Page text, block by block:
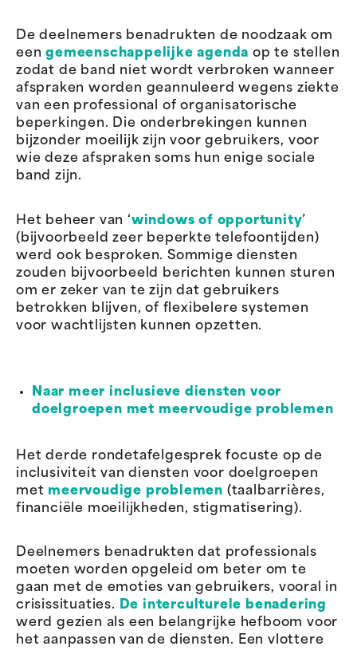
De deelnemers benadrukten de noodzaak om
eengemeenschappelijke agenda op te stellen
zodat de band niet wordt verbroken wanneer
afspraken worden geannuleerd wegens ziekte
van een professional of organisatorische
beperkingen. Die onderbrekingen kunnen
bijzonder moeilijk zijn voor gebruikers, voor
wie deze afspraken soms hun enige sociale
band zijn.
Het beheer van ‘windows of opportunity’
(bijvoorbeeld zeer beperkte telefoontijden)
werd ook besproken. Sommige diensten
zouden bijvoorbeeld berichten kunnen sturen
om er zeker van te zijn dat gebruikers
betrokken blijven, of flexibelere systemen
voor wachtlijsten kunnen opzetten.
Naar meer inclusieve diensten voor
doelgroepen met meervoudige problemen
Het derde rondetafelgesprek focuste op de
inclusiviteit van diensten voor doelgroepen
met meervoudige problemen (taalbarrières,
financiële moeilijkheden, stigmatisering).
Deelnemers benadrukten dat professionals
moeten worden opgeleid om beter om te
gaan met de emoties van gebruikers, vooral in
crisissituaties.
De interculturele benadering
werd gezien als een belangrijke hefboom voor
het aanpassen van de diensten. Een vlottere